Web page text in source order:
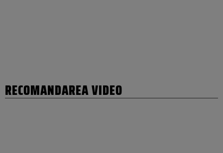
RECOMANDAREA VIDEO